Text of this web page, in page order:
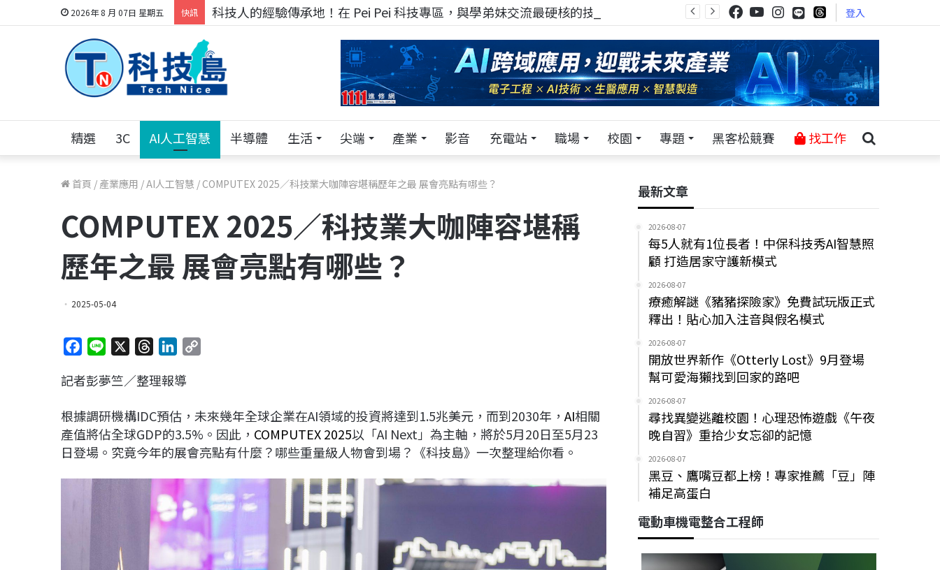
2026年 8 月 07日 星期五 快訊 科技人的經驗傳承地！在 Pei Pei 科技專區，與學弟妹交流最硬核的技術 登入
精選 3C AI人工智慧 半導體 生活 尖端 產業 影音 充電站 職場 校園 專題 黑客松競賽 找工作
首頁 / 產業應用 /AI人工智慧 / COMPUTEX 2025／科技業大咖陣容堪稱歷年之最 展會亮點有哪些？
COMPUTEX 2025／科技業大咖陣容堪稱
歷年之最 展會亮點有哪些？
2025-05-04
c
b
o
o
n
r
a
d
s
n
e
d
I
L
i
n
記者彭夢竺／整理報導
根據調研機構IDC預估，未來幾年全球企業在AI領域的投資將達到1.5兆美元，而到2030年， AI相關
產值將佔全球GDP的3.5%。因此， COMPUTEX 2025以「AI Next」為主軸，將於5月20日至5月23
日登場。究竟今年的展會亮點有什麼？哪些重量級人物會到場？《科技島》一次整理給你看。
最新文章
2026-08-07
每5人就有1位長者！中保科技秀AI智慧照
顧 打造居家守護新模式
2026-08-07
療癒解謎《豬豬探險家》免費試玩版正式
釋出！貼心加入注音與假名模式
2026-08-07
開放世界新作《Otterly Lost》9月登場
幫可愛海獺找到回家的路吧
2026-08-07
尋找異變逃離校園！心理恐怖遊戲《午夜
晚自習》重拾少女忘卻的記憶
2026-08-07
黑豆、鷹嘴豆都上榜！專家推薦「豆」陣
補足高蛋白
電動車機電整合工程師